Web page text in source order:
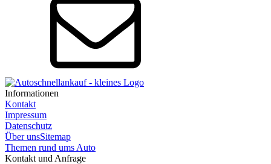
Informationen
Kontakt
Impressum
Datenschutz
Über unsSitemap
Themen rund ums Auto
Kontakt und Anfrage